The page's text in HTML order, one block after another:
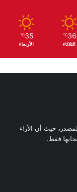
36
℃
الثلاثاء
35
℃
الأربعاء
حيث أن الأراء
فقط.